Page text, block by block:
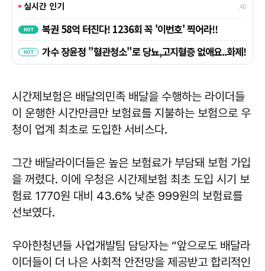
시간제보험은 배달의민족 배달을 수행하는 라이더들
이 운행한 시간만큼만 보험료를 지불하는 보험으로 우
청이 업계 최초로 도입한 서비스다.
그간 배달라이더들은 높은 보험료가 부담돼 보험 가입
을 꺼렸다. 이에 우청은 시간제보험 최초 도입 시기 보
험료 1770원 대비 43.6% 낮춘 999원의 보험료를
선보였다.
우아한청년들 사업개발팀 담당자는 “앞으로도 배달라
이더들이 더 나은 사회적 안전망을 제공받고 합리적인